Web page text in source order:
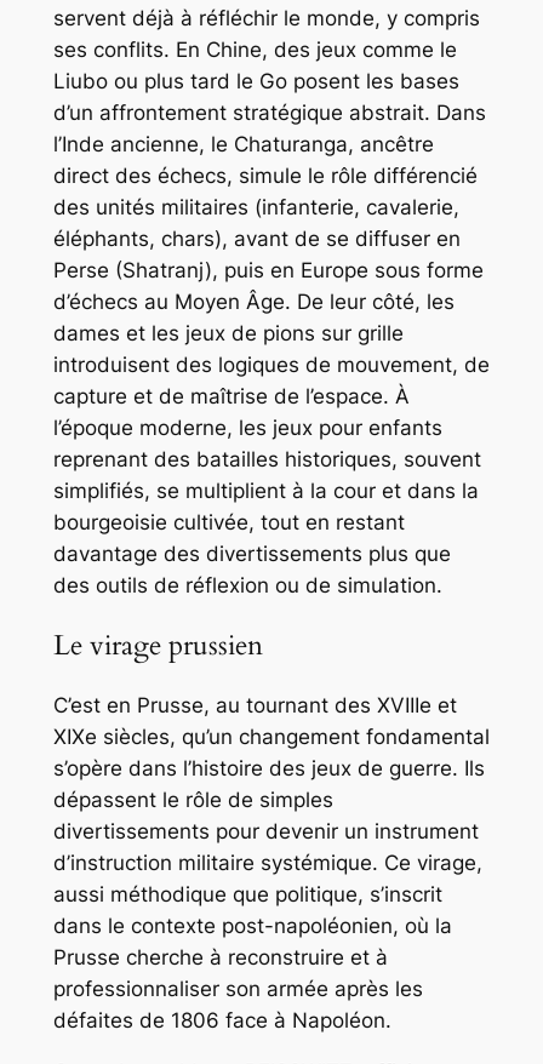
servent déjà à réfléchir le monde, y compris
ses conflits. En Chine, des jeux comme le
Liubo ou plus tard le Go posent les bases
d’un affrontement stratégique abstrait. Dans
l’Inde ancienne, le Chaturanga, ancêtre
direct des échecs, simule le rôle différencié
des unités militaires (infanterie, cavalerie,
éléphants, chars), avant de se diffuser en
Perse (Shatranj), puis en Europe sous forme
d’échecs au Moyen Âge. De leur côté, les
dames et les jeux de pions sur grille
introduisent des logiques de mouvement, de
capture et de maîtrise de l’espace. À
l’époque moderne, les jeux pour enfants
reprenant des batailles historiques, souvent
simplifiés, se multiplient à la cour et dans la
bourgeoisie cultivée, tout en restant
davantage des divertissements plus que
des outils de réflexion ou de simulation.
Le virage prussien
C’est en Prusse, au tournant des XVIIIe et
XIXe siècles, qu’un changement fondamental
s’opère dans l’histoire des jeux de guerre. Ils
dépassent le rôle de simples
divertissements pour devenir un instrument
d’instruction militaire systémique. Ce virage,
aussi méthodique que politique, s’inscrit
dans le contexte post-napoléonien, où la
Prusse cherche à reconstruire et à
professionnaliser son armée après les
défaites de 1806 face à Napoléon.